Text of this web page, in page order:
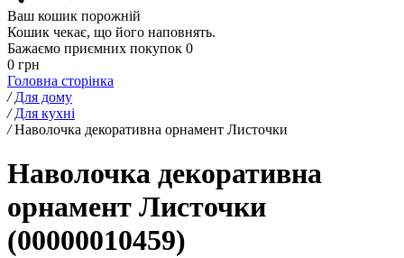
Ваш кошик порожній
Кошик чекає, що його наповнять.
Бажаємо приємних покупок 0
0 грн
Головна сторінка
/ Для дому
/ Для кухні
/ Наволочка декоративна орнамент Листочки
Наволочка декоративна
орнамент Листочки
(00000010459)